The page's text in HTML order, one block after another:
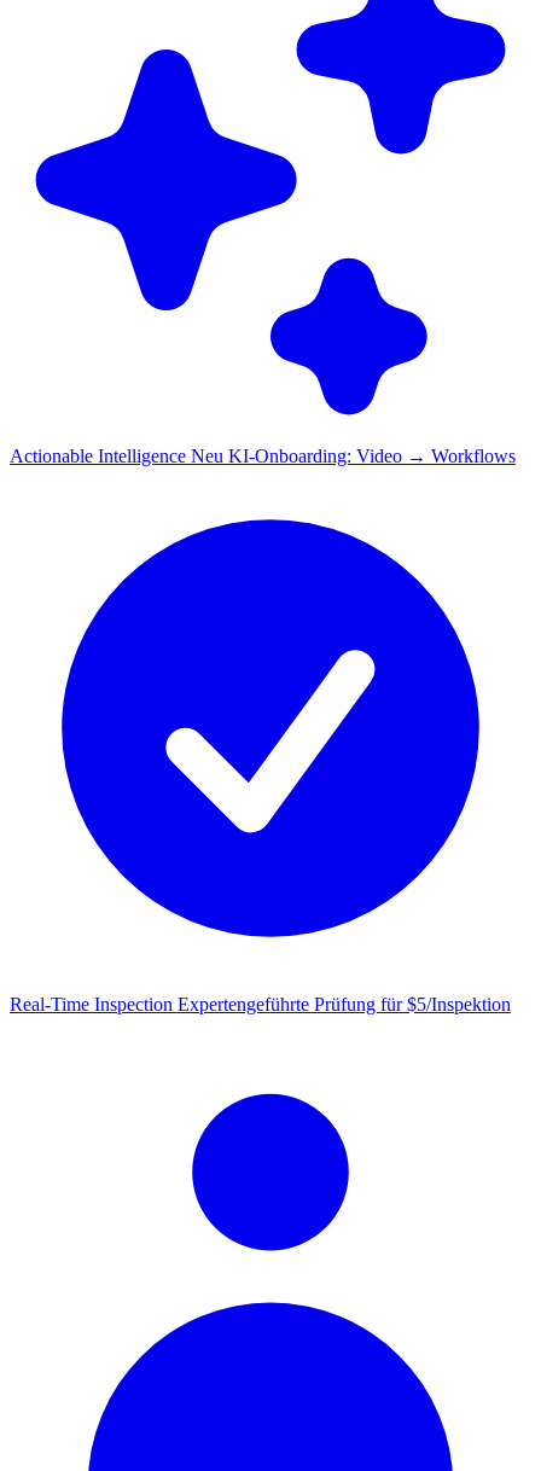
Actionable Intelligence Neu KI-Onboarding: Video → Workflows
Real-Time Inspection Expertengeführte Prüfung für $5/Inspektion